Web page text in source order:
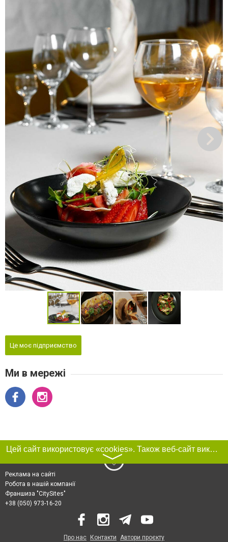
Це моє підприємство
Ми в мережі
Цей сайт використовує «cookies». Також веб-сайт використовує інтернет-сервіс для збору технічних даних стосовно відвідувачів з метою отримання маркетингової та статистичної інформації. Умови обробки даних відвідувачів сайту див.
〉
Реклама на сайті
Робота в нашій компанії
Франшиза "CitySites"
+38 (050) 973-16-20
Про нас Контакти Автори проєкту